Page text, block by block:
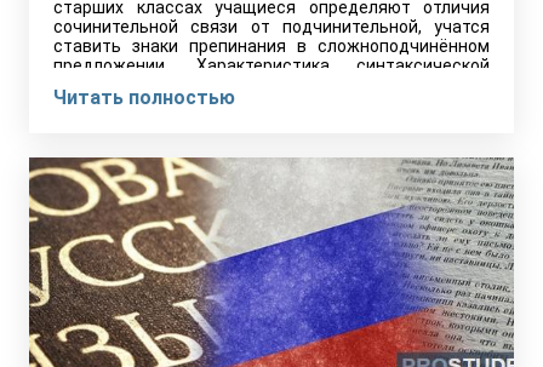
старших классах учащиеся определяют отличия
сочинительной связи от подчинительной, учатся
ставить знаки препинания в сложноподчинённом
предложении. Характеристика синтаксической
Читать полностью